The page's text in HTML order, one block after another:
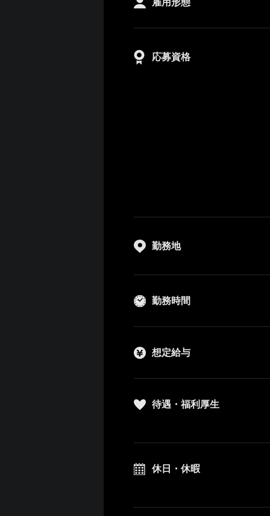
応募資格
勤務地
勤務時間
想定給与
待遇・福利厚生
休日・休暇